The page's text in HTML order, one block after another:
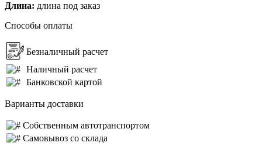
Длина: длина под заказ
Способы оплаты
Безналичный расчет
Наличный расчет
Банковской картой
Варианты доставки
Собственным автотранспортом
Самовывоз со склада